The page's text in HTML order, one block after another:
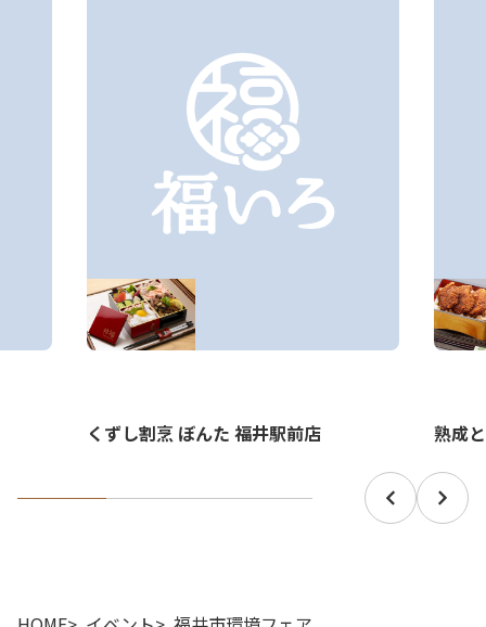
くずし割烹 ぼんた 福井駅前店 熟成